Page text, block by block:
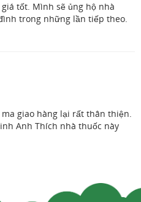
tốt. Mình sẽ ủng hộ nhà
trong những lần tiếp theo.
ma giao hàng lại rất thân thiện.
Anh Thích nhà thuốc này